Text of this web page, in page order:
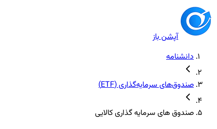
آپشن باز
دانشنامه
صندوق‌های سرمایه‌گذاری (ETF)
صندوق های سرمایه گذاری کالایی